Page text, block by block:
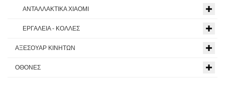
ΑΝΤΑΛΛΑΚΤΙΚΑ XIAOMI
ΕΡΓΑΛΕΙΑ - ΚΟΛΛΕΣ
ΑΞΕΣΟΥΑΡ ΚΙΝΗΤΩΝ
ΟΘΟΝΕΣ